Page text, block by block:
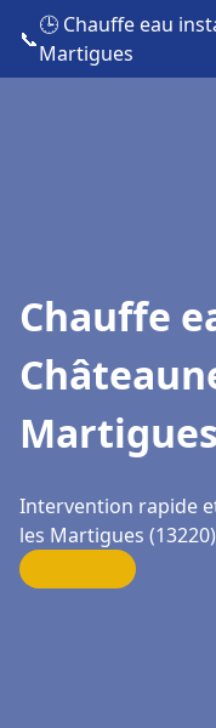
📞
🕒 Chauffe eau
Martigues
Chauffe
Martigues
Intervention rapide
les Martigues (13220)